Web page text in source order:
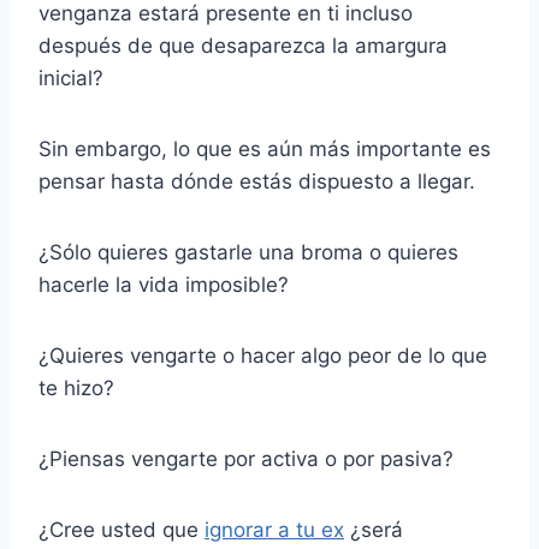
venganza estará presente en ti incluso
después de que desaparezca la amargura
inicial?
Sin embargo, lo que es aún más importante es
pensar hasta dónde estás dispuesto a llegar.
¿Sólo quieres gastarle una broma o quieres
hacerle la vida imposible?
¿Quieres vengarte o hacer algo peor de lo que
te hizo?
¿Piensas vengarte por activa o por pasiva?
¿Cree usted que ignorar a tu ex ¿será